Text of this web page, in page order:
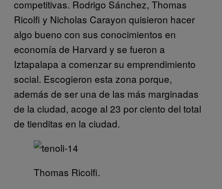
competitivas. Rodrigo Sánchez, Thomas
Ricolfi y Nicholas Carayon quisieron hacer
algo bueno con sus conocimientos en
economía de Harvard y se fueron a
Iztapalapa a comenzar su emprendimiento
social. Escogieron esta zona porque,
además de ser una de las más marginadas
de la ciudad, acoge al 23 por ciento del total
de tienditas en la ciudad.
Thomas Ricolfi.